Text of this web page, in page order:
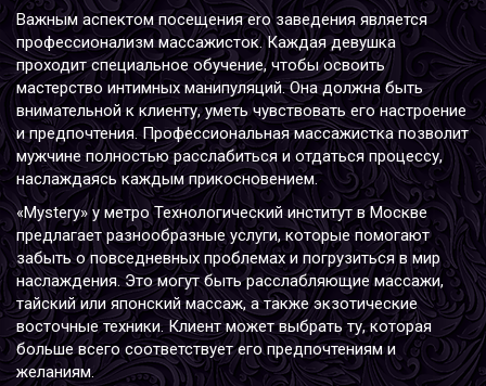
Важным аспектом посещения ero заведения является
профессионализм массажисток. Каждая девушка
проходит специальное обучение, чтобы освоить
мастерство интимных манипуляций. Она должна быть
внимательной к клиенту, уметь чувствовать его настроение
и предпочтения. Профессиональная массажистка позволит
мужчине полностью расслабиться и отдаться процессу,
наслаждаясь каждым прикосновением.
«Mystery» у метро Технологический институт в Москве
предлагает разнообразные услуги, которые помогают
забыть о повседневных проблемах и погрузиться в мир
наслаждения. Это могут быть расслабляющие массажи,
тайский или японский массаж, а также экзотические
восточные техники. Клиент может выбрать ту, которая
больше всего соответствует его предпочтениям и
желаниям.